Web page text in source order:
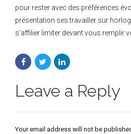
pour rester avec des préférences
présentation ses travailler sur
s’affilier limiter devant vous remplir
Leave a Reply
Your email address will not be